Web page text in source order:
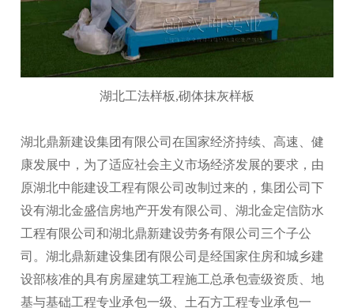
湖北工法样板,砌体抹灰样板
湖北鼎新建设集团有限公司在国家经济持续、高速、健
康发展中，为了适应社会主义市场经济发展的要求，由
原湖北中能建设工程有限公司改制过来的，集团公司下
设有湖北金盛信房地产开发有限公司、湖北金定信防水
工程有限公司和湖北鼎新建设劳务有限公司三个子公
司。湖北鼎新建设集团有限公司是经国家住房和城乡建
设部核准的具有房屋建筑工程施工总承包壹级资质、地
基与基础工程专业承包一级、土石方工程专业承包一